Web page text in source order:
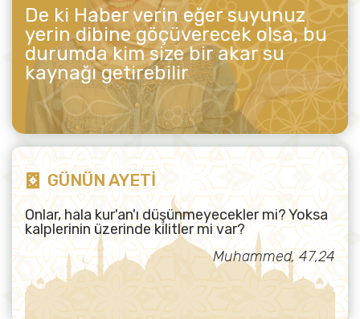
De ki Haber verin eğer suyunuz
yerin dibine göçüverecek olsa, bu
durumda kim size bir akar su
kaynağı getirebilir
GÜNÜN AYETİ
Onlar, hala kur'an'ı düşünmeyecekler mi? Yoksa
kalplerinin üzerinde kilitler mi var?
Muhammed, 47,24